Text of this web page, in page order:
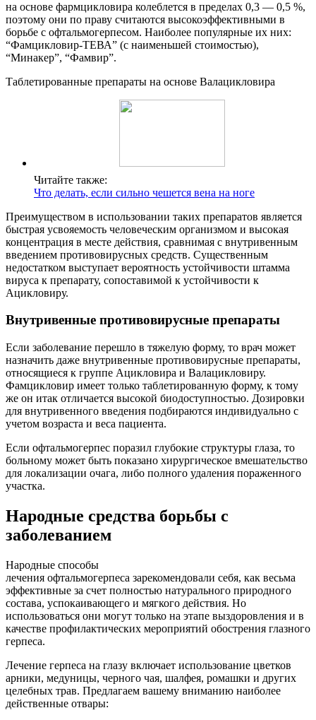
на основе фармцикловира колеблется в пределах 0,3 — 0,5 %,
поэтому они по праву считаются высокоэффективными в
борьбе с офтальмогерпесом. Наиболее популярные их них:
“Фамцикловир-ТЕВА” (с наименьшей стоимостью),
“Минакер”, “Фамвир”.
Таблетированные препараты на основе Валацикловира
Читайте также:
Что делать, если сильно чешется вена на ноге
Преимуществом в использовании таких препаратов является
быстрая усвояемость человеческим организмом и высокая
концентрация в месте действия, сравнимая с внутривенным
введением противовирусных средств. Существенным
недостатком выступает вероятность устойчивости штамма
вируса к препарату, сопоставимой к устойчивости к
Ацикловиру.
Внутривенные противовирусные препараты
Если заболевание перешло в тяжелую форму, то врач может
назначить даже внутривенные противовирусные препараты,
относящиеся к группе Ацикловира и Валацикловиру.
Фамцикловир имеет только таблетированную форму, к тому
же он итак отличается высокой биодоступностью. Дозировки
для внутривенного введения подбираются индивидуально с
учетом возраста и веса пациента.
Если офтальмогерпес поразил глубокие структуры глаза, то
больному может быть показано хирургическое вмешательство
для локализации очага, либо полного удаления пораженного
участка.
Народные средства борьбы с
заболеванием
Народные способы
лечения офтальмогерпеса зарекомендовали себя, как весьма
эффективные за счет полностью натурального природного
состава, успокаивающего и мягкого действия. Но
использоваться они могут только на этапе выздоровления и в
качестве профилактических мероприятий обострения глазного
герпеса.
Лечение герпеса на глазу включает использование цветков
арники, медуницы, черного чая, шалфея, ромашки и других
целебных трав. Предлагаем вашему вниманию наиболее
действенные отвары: